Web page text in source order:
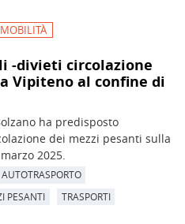
MOBILITÀ
-divieti circolazione
Vipiteno al confine di
ha predisposto
dei mezzi pesanti sulla
2025.
AUTOTRASPORTO
PESANTI TRASPORTI